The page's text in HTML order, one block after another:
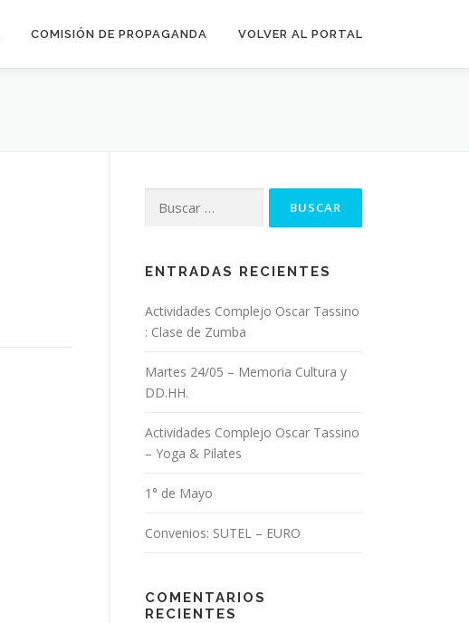
COMISIÓN DE PROPAGANDA VOLVER AL PORTAL
ENTRADAS RECIENTES
Actividades Complejo Oscar Tassino
: Clase de Zumba
Martes 24/05 – Memoria Cultura y
DD.HH.
Actividades Complejo Oscar Tassino
– Yoga & Pilates
1° de Mayo
Convenios: SUTEL – EURO
COMENTARIOS
RECIENTES